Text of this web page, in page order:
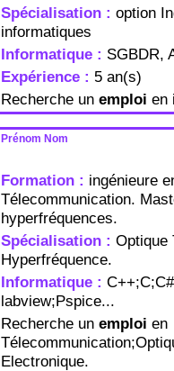
Spécialisation : option
informatiques
Informatique : SGBDR,
Expérience : 5 an(s)
Recherche un emploi en
Prénom Nom
Formation : ingénieure
Télecommunication.
hyperfréquences.
Spécialisation : Optique
Hyperfréquence.
Informatique :
labview;Pspice...
Recherche un emploi en
Electronique.